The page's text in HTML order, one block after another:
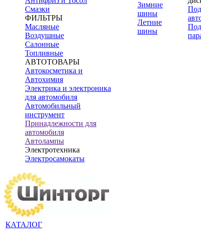
Смазки
ФИЛЬТРЫ
Масляные
Воздушные
Салонные
Топливные
АВТОТОВАРЫ
Автокосметика и
Автохимия
Электрика и электроника
для автомобиля
Автомобильный
инструмент
Принадлежности для
автомобиля
Автолампы
Электротехника
Электросамокаты
Зимние
шины
Летние
шины
КАТАЛОГ